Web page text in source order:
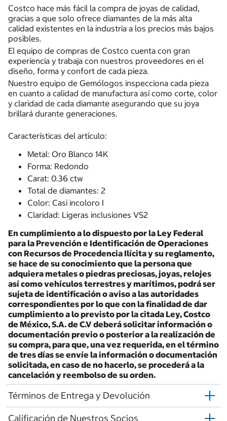
Costco hace más fácil la compra de joyas de calidad,
gracias a que solo ofrece diamantes de la más alta
calidad existentes en la industria a los precios más bajos
posibles.
El equipo de compras de Costco cuenta con gran
experiencia y trabaja con nuestros proveedores en el
diseño, forma y confort de cada pieza.
Nuestro equipo de Gemólogos inspecciona cada pieza
en cuanto a calidad de manufactura así como corte, color
y claridad de cada diamante asegurando que su joya
brillará durante generaciones.
Características del artículo:
Metal: Oro Blanco 14K
Forma: Redondo
Carat: 0.36 ctw
Total de diamantes: 2
Color: Casi incoloro I
Claridad: Ligeras inclusiones VS2
En cumplimiento a lo dispuesto por la Ley Federal
para la Prevención e Identificación de Operaciones
con Recursos de Procedencia Ilícita y su reglamento,
se hace de su conocimiento que la persona que
adquiera metales o piedras preciosas, joyas, relojes
así como vehículos terrestres y marítimos, podrá ser
sujeta de identificación o aviso a las autoridades
correspondientes por lo que con la finalidad de dar
cumplimiento a lo previsto por la citada Ley, Costco
de México, S.A. de C.V deberá solicitar información o
documentación previo o posterior a la realización de
su compra, para que, una vez requerida, en el término
de tres días se envíe la información o documentación
solicitada, en caso de no hacerlo, se procederá a la
cancelación y reembolso de su orden.
Términos de Entrega y Devolución
Calificación de Nuestros Socios